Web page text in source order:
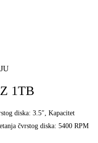
1TB
diska: 3.5″, Kapacitet
čvrstog diska: 5400 RPM